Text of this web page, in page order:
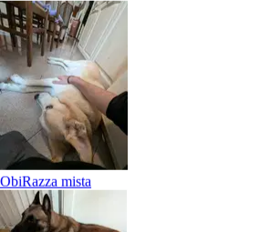
Padova, 35137
a 0,8 km di distanza
15 € da
ObiRazza mista